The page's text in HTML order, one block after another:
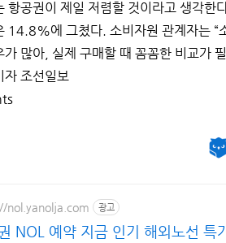
항공권이 제일 저렴할 것이라고 생각
14.8%에 그쳤다. 소비자원 관계자는 “
가 많아, 실제 구매할 때 꼼꼼한 비교가
자 조선일보
nol.yanolja.com 광고
NOL 예약 지금 인기 해외노선 특